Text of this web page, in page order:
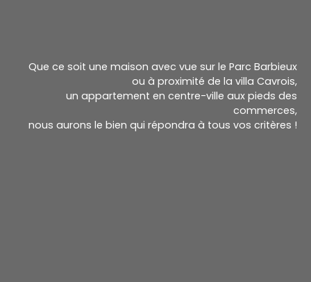
Que ce soit une maison avec vue sur le Parc Barbieux
ou à proximité de la villa Cavrois,
un appartement en centre-ville aux pieds des
commerces,
nous aurons le bien qui répondra à tous vos critères !